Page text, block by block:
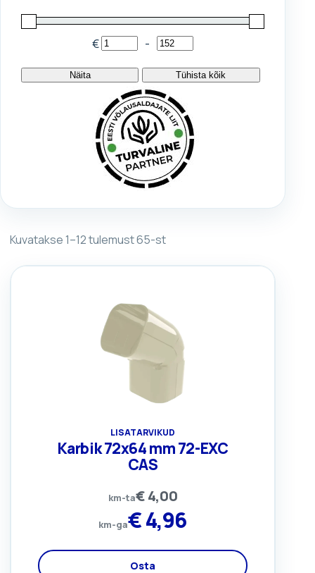
€
Minimum Price
-
Maximum Price
Näita Tühista kõik
Kuvatakse 1–12 tulemust 65-stSorditud
LISATARVIKUD
Karbik 72x64 mm 72-EXC
CAS
km-ta€4,00
km-ga€4,96
Osta